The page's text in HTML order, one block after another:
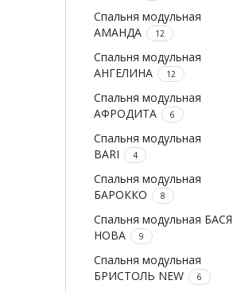
Спальня модульная
АМАНДА
12
Спальня модульная
АНГЕЛИНА
12
Спальня модульная
АФРОДИТА
6
Спальня модульная
BARI
4
Спальня модульная
БАРОККО
8
Спальня модульная БАСЯ
НОВА
9
Спальня модульная
БРИСТОЛЬ NEW
6